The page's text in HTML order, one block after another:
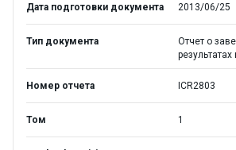
Дата подготовки документа 2013/06/25
Тип документа
Отчет о
результатах
Номер отчета ICR2803
Том 1